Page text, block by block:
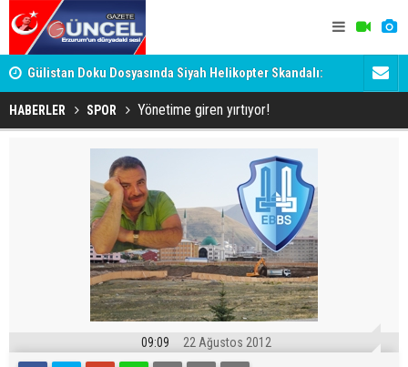
Gülistan Doku Dosyasında Siyah Helikopter Skandalı:
Tutuklanan 'Hayırsever', Valiyi Geçemedi!
Ömer
HABERLER SPOR Yönetime giren yırtıyor!
09:09 22 Ağustos 2012